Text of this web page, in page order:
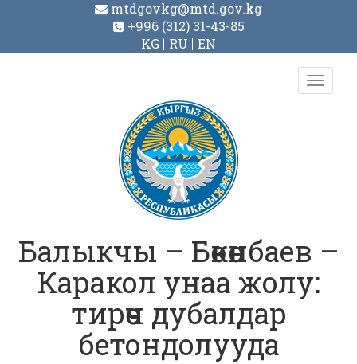
mtdgovkg@mtd.gov.kg
+996 (312) 31-43-85
KG
RU EN
Toggle
Балыкчы – Бөкөнбаев –
Каракол унаа жолу:
тирөөч дубалдар
бетондолууда